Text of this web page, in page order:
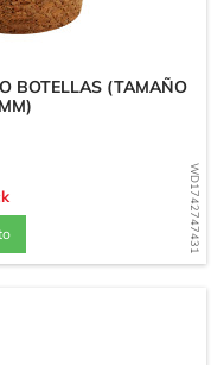
WD1742747431
BOTELLAS (TAMAÑO